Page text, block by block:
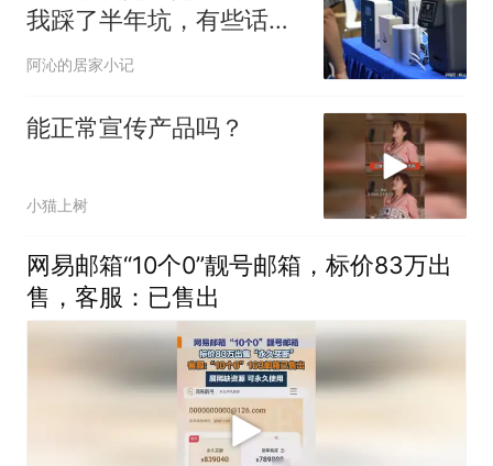
我踩了半年坑，有些话不
吐不快
阿沁的居家小记
能正常宣传产品吗？
小猫上树
网易邮箱“10个0”靓号邮箱，标价83万出
售，客服：已售出